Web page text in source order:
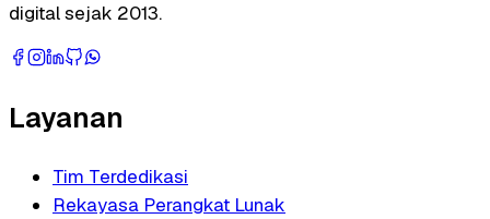
digital sejak 2013.
Layanan
Tim Terdedikasi
Rekayasa Perangkat Lunak